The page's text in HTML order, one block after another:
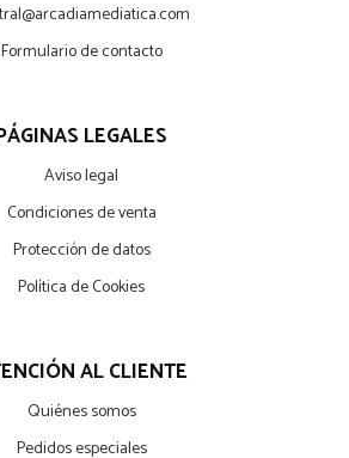
Formulario de contacto
LEGALES
Aviso legal
Condiciones de venta
Protección de datos
Política de Cookies
AL CLIENTE
Quiénes somos
Pedidos especiales